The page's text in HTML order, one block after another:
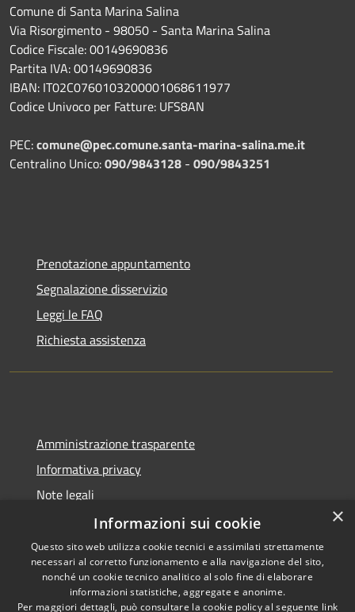
Comune di Santa Marina Salina
Via Risorgimento - 98050 - Santa Marina Salina
Codice Fiscale: 00149690836
Partita IVA: 00149690836
IBAN: IT02C0760103200001068611977
Codice Univoco per Fatture: UFS8AN
PEC:comune@pec.comune.santa-marina-salina.me.it
Centralino Unico:090/9843128 - 090/9843251
Prenotazione appuntamento
Segnalazione disservizio
Leggi le FAQ
Richiesta assistenza
Amministrazione trasparente
Informativa privacy
Note legali
Dichiarazione di accessibilità
RSS
Copyright © 2026 • Comune di
×
Informazioni sui cookie
Questo sito web utilizza cookie tecnici e assimilati strettamente
necessari al corretto funzionamento e alla navigazione del sito,
nonché un cookie tecnico analitico al solo fine di elaborare
informazioni statistiche, aggregate e anonime.
Per maggiori dettagli, può consultare la cookie policy al seguente link